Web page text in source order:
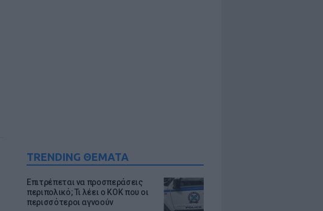
TRENDING ΘΕΜΑΤΑ
Επιτρέπεται να προσπεράσεις
περιπολικό; Τι λέει ο ΚΟΚ που οι
περισσότεροι αγνοούν